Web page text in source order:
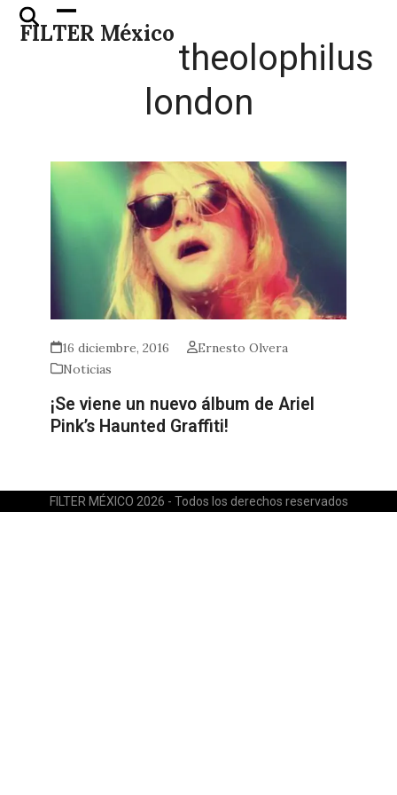
Skip
FILTER México
Open
mobile
Close
mobile
theolophilus
london
16 diciembre, 2016
Ernesto Olvera
Noticias
¡Se viene un nuevo álbum de Ariel
Pink’s Haunted Graffiti!
FILTER MÉXICO 2026 - Todos los derechos reservados